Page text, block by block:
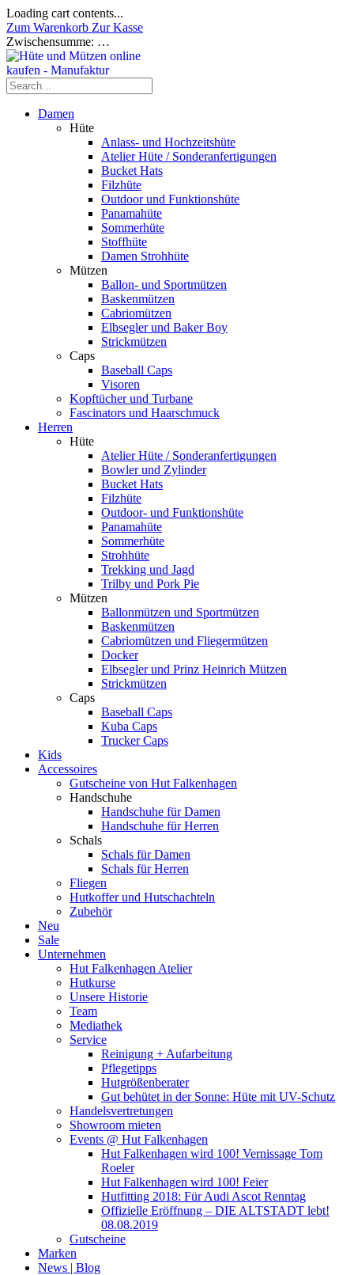
Loading cart contents...
Zum Warenkorb Zur Kasse
Zwischensumme: …
Damen
Hüte
Anlass- und Hochzeitshüte
Atelier Hüte / Sonderanfertigungen
Bucket Hats
Filzhüte
Outdoor und Funktionshüte
Panamahüte
Sommerhüte
Stoffhüte
Damen Strohhüte
Mützen
Ballon- und Sportmützen
Baskenmützen
Cabriomützen
Elbsegler und Baker Boy
Strickmützen
Caps
Baseball Caps
Visoren
Kopftücher und Turbane
Fascinators und Haarschmuck
Herren
Hüte
Atelier Hüte / Sonderanfertigungen
Bowler und Zylinder
Bucket Hats
Filzhüte
Outdoor- und Funktionshüte
Panamahüte
Sommerhüte
Strohhüte
Trekking und Jagd
Trilby und Pork Pie
Mützen
Ballonmützen und Sportmützen
Baskenmützen
Cabriomützen und Fliegermützen
Docker
Elbsegler und Prinz Heinrich Mützen
Strickmützen
Caps
Baseball Caps
Kuba Caps
Trucker Caps
Kids
Accessoires
Gutscheine von Hut Falkenhagen
Handschuhe
Handschuhe für Damen
Handschuhe für Herren
Schals
Schals für Damen
Schals für Herren
Fliegen
Hutkoffer und Hutschachteln
Zubehör
Neu
Sale
Unternehmen
Hut Falkenhagen Atelier
Hutkurse
Unsere Historie
Team
Mediathek
Service
Reinigung + Aufarbeitung
Pflegetipps
Hutgrößenberater
Gut behütet in der Sonne: Hüte mit UV-Schutz
Handelsvertretungen
Showroom mieten
Events @ Hut Falkenhagen
Hut Falkenhagen wird 100! Vernissage Tom
Roeler
Hut Falkenhagen wird 100! Feier
Hutfitting 2018: Für Audi Ascot Renntag
Offizielle Eröffnung – DIE ALTSTADT lebt!
08.08.2019
Gutscheine
Marken
News | Blog